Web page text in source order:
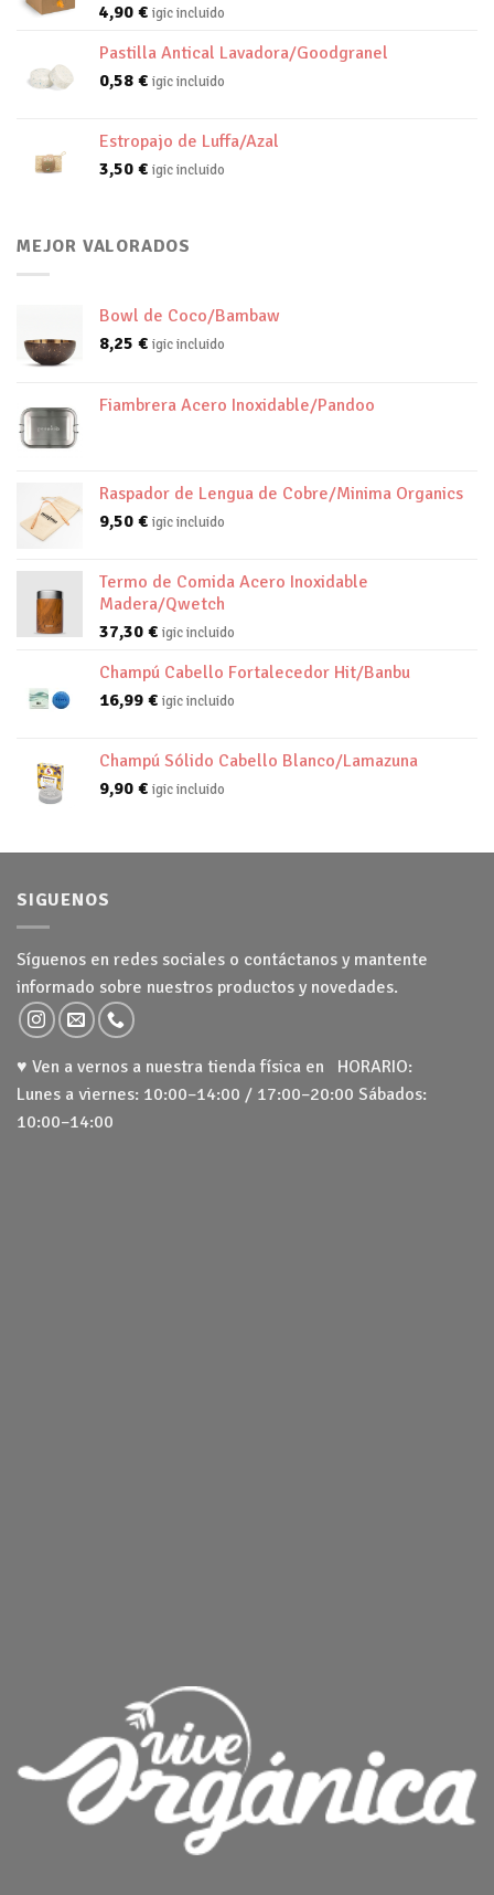
4,90 € igic incluido
Pastilla Antical Lavadora/Goodgranel
0,58 € igic incluido
Estropajo de Luffa/Azal
3,50 € igic incluido
MEJOR VALORADOS
Bowl de Coco/Bambaw
8,25 € igic incluido
Fiambrera Acero Inoxidable/Pandoo
Raspador de Lengua de Cobre/Minima Organics
9,50 € igic incluido
Termo de Comida Acero Inoxidable
Madera/Qwetch
37,30 € igic incluido
Champú Cabello Fortalecedor Hit/Banbu
16,99 € igic incluido
Champú Sólido Cabello Blanco/Lamazuna
9,90 € igic incluido
SIGUENOS
Síguenos en redes sociales o contáctanos y mantente
informado sobre nuestros productos y novedades.
♥ Ven a vernos a nuestra tienda física en HORARIO:
Lunes a viernes: 10:00–14:00 / 17:00–20:00 Sábados:
10:00–14:00